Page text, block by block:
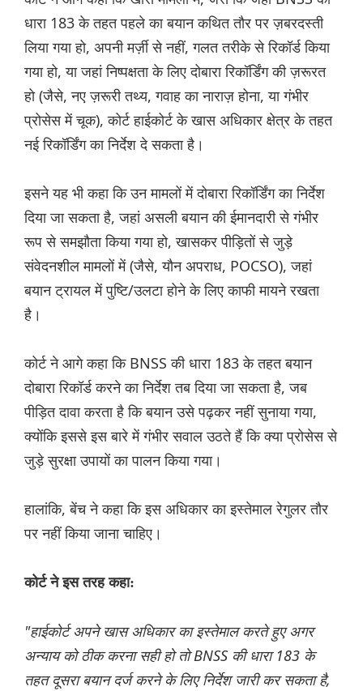
धारा 183 के तहत पहले का बयान कथित तौर पर ज़बरदस्ती
लिया गया हो, अपनी मर्ज़ी से नहीं, गलत तरीके से रिकॉर्ड किया
गया हो, या जहां निष्पक्षता के लिए दोबारा रिकॉर्डिंग की ज़रूरत
हो (जैसे, नए ज़रूरी तथ्य, गवाह का नाराज़ होना, या गंभीर
प्रोसेस में चूक), कोर्ट हाईकोर्ट के खास अधिकार क्षेत्र के तहत
नई रिकॉर्डिंग का निर्देश दे सकता है।
इसने यह भी कहा कि उन मामलों में दोबारा रिकॉर्डिंग का निर्देश
दिया जा सकता है, जहां असली बयान की ईमानदारी से गंभीर
रूप से समझौता किया गया हो, खासकर पीड़ितों से जुड़े
संवेदनशील मामलों में (जैसे, यौन अपराध, POCSO), जहां
बयान ट्रायल में पुष्टि/उलटा होने के लिए काफी मायने रखता
है।
कोर्ट ने आगे कहा कि BNSS की धारा 183 के तहत बयान
दोबारा रिकॉर्ड करने का निर्देश तब दिया जा सकता है, जब
पीड़ित दावा करता है कि बयान उसे पढ़कर नहीं सुनाया गया,
क्योंकि इससे इस बारे में गंभीर सवाल उठते हैं कि क्या प्रोसेस से
जुड़े सुरक्षा उपायों का पालन किया गया।
हालांकि, बेंच ने कहा कि इस अधिकार का इस्तेमाल रेगुलर तौर
पर नहीं किया जाना चाहिए।
कोर्ट ने इस तरह कहा:
"हाईकोर्ट अपने खास अधिकार का इस्तेमाल करते हुए अगर
अन्याय को ठीक करना सही हो तो BNSS की धारा 183 के
तहत दूसरा बयान दर्ज करने के लिए निर्देश जारी कर सकता है,